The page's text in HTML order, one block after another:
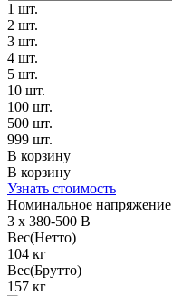
1 шт.
2 шт.
3 шт.
4 шт.
5 шт.
10 шт.
100 шт.
500 шт.
999 шт.
В корзину
В корзину
Узнать стоимость
Номинальное напряжение
3 x 380-500 В
Вес(Нетто)
104 кг
Вес(Брутто)
157 кг